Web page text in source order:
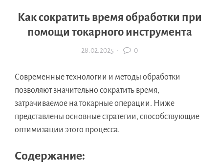
Как сократить время обработки при
помощи токарного инструмента
28.02.2025 · 0
Современные технологии и методы обработки
позволяют значительно сократить время,
затрачиваемое на токарные операции. Ниже
представлены основные стратегии, способствующие
оптимизации этого процесса.
Содержание: